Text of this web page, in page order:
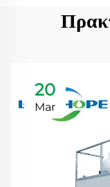
20
Mar